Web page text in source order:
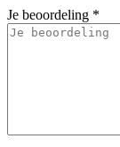
Je beoordeling *